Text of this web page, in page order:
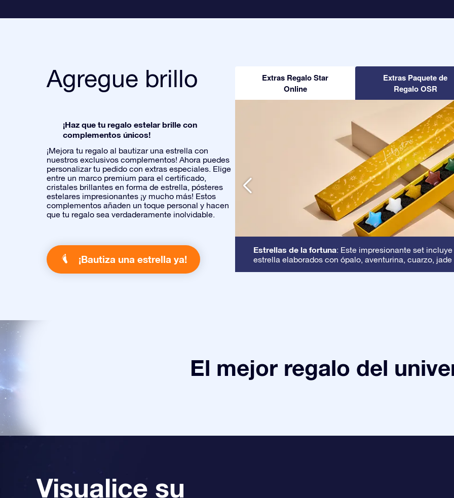
Agregue brillo
¡Haz que tu regalo estelar brille con
complementos únicos!
¡Mejora tu regalo al bautizar una estrella con
nuestros exclusivos complementos! Ahora puedes
personalizar tu pedido con extras especiales. Elige
entre un marco premium para el certificado,
cristales brillantes en forma de estrella, pósteres
estelares impresionantes ¡y mucho más! Estos
complementos añaden un toque personal y hacen
que tu regalo sea verdaderamente inolvidable.
¡Bautiza una estrella ya!
Extras Regalo Star
Online
Extras Paquete de
Regalo OSR
Estrellas de la fortuna: Este impresionante set
estrella elaborados con ópalo, aventurina, cuarzo,
El mejor regalo del
Visualice su